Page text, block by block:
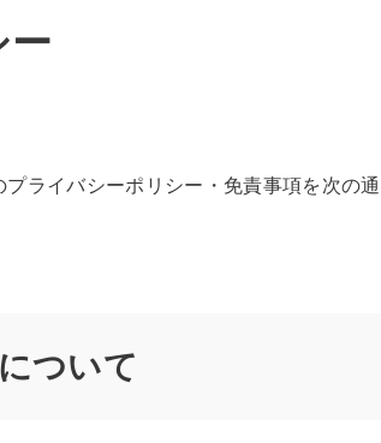
ー
プライバシーポリシー・免責事項を次の
ついて